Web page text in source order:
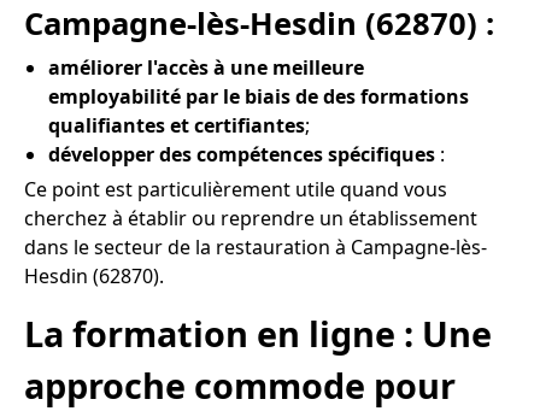
Campagne-lès-Hesdin (62870) :
améliorer l'accès à une meilleure
employabilité par le biais de des formations
qualifiantes et certifiantes;
développer des compétences spécifiques :
Ce point est particulièrement utile quand vous
cherchez à établir ou reprendre un établissement
dans le secteur de la restauration à Campagne-lès-
Hesdin (62870).
La formation en ligne : Une
approche commode pour